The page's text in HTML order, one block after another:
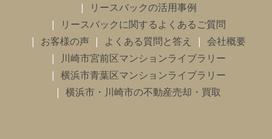
リースバックの活用事例
リースバックに関するよくあるご質問
お客様の声
よくある質問と答え
会社概要
川崎市宮前区マンションライブラリー
横浜市青葉区マンションライブラリー
横浜市・川崎市の不動産売却・買取